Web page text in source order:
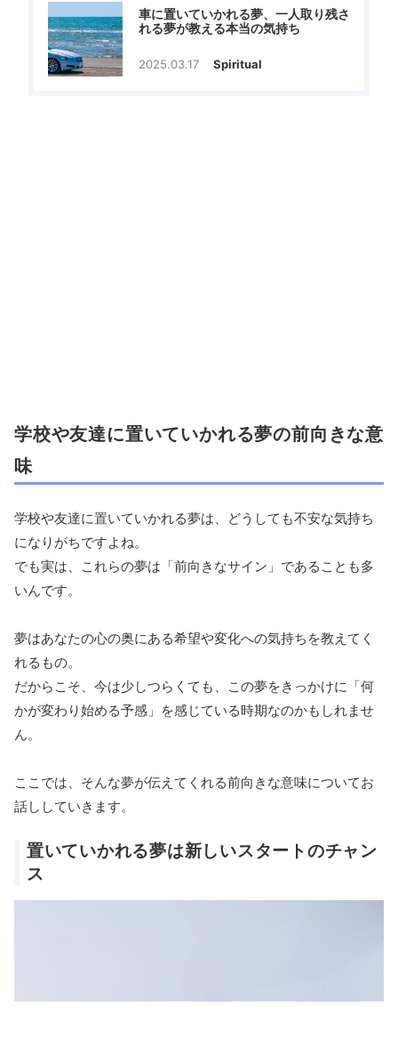
車に置いていかれる夢、一人取り残さ
れる夢が教える本当の気持ち
2025.03.17 Spiritual
学校や友達に置いていかれる夢の前向きな意
味
学校や友達に置いていかれる夢は、どうしても不安な気持ち
になりがちですよね。
でも実は、これらの夢は「前向きなサイン」であることも多
いんです。
夢はあなたの心の奥にある希望や変化への気持ちを教えてく
れるもの。
だからこそ、今は少しつらくても、この夢をきっかけに「何
かが変わり始める予感」を感じている時期なのかもしれませ
ん。
ここでは、そんな夢が伝えてくれる前向きな意味についてお
話ししていきます。
置いていかれる夢は新しいスタートのチャン
ス